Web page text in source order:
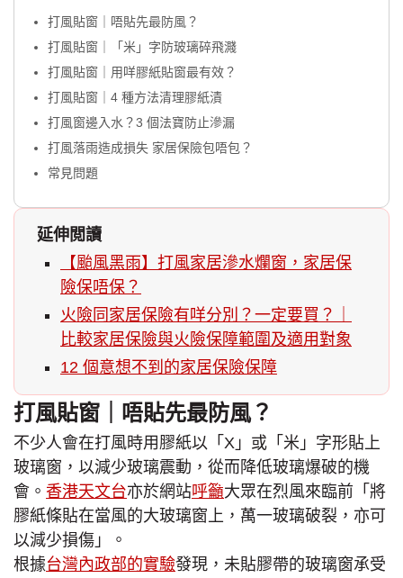
打風貼窗｜唔貼先最防風？
打風貼窗｜「米」字防玻璃碎飛濺
打風貼窗｜用咩膠紙貼窗最有效？
打風貼窗｜4 種方法清理膠紙漬
打風窗邊入水？3 個法寶防止滲漏
打風落雨造成損失 家居保險包唔包？
常見問題
延伸閲讀
【颱風黑雨】打風家居滲水爛窗，家居保
險保唔保？
火險同家居保險有咩分別？一定要買？｜
比較家居保險與火險保障範圍及適用對象
12 個意想不到的家居保險保障
打風貼窗｜唔貼先最防風？
不少人會在打風時用膠紙以「X」或「米」字形貼上
玻璃窗，以減少玻璃震動，從而降低玻璃爆破的機
會。 香港天文台亦於網站呼籲大眾在烈風來臨前「將
膠紙條貼在當風的大玻璃窗上，萬一玻璃破裂，亦可
以減少損傷」。
根據台灣內政部的實驗發現，未貼膠帶的玻璃窗承受